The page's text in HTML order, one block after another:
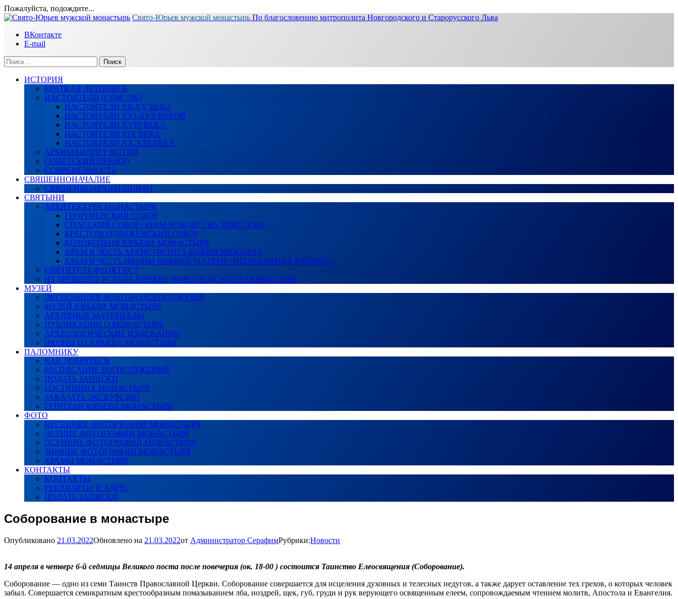
Пожалуйста, подождите...
Перейти
содержимому
Свято-Юрьев мужской монастырь По благословению митрополита Новгородского и Старорусского Льва
ВКонтакте
E-mail
Найти:
ИСТОРИЯ
КРАТКАЯ ЛЕТОПИСЬ
НАСТОЯТЕЛИ (СПИСОК)
НАСТОЯТЕЛИ XII-XV ВЕКА
НАСТОЯТЕЛИ XVI-XVII ВЕКОВ
НАСТОЯТЕЛИ XVIII ВЕКА
НАСТОЯТЕЛИ XIX ВЕКА
НАСТОЯТЕЛИ XX-XXI ВЕКА
АРХИМАНДРИТ ФОТИЙ
СОВЕТСКИЙ ПЕРИОД
СОВРЕМЕННОСТЬ
СВЯЩЕННОНАЧАЛИЕ
СВЯЩЕННОАРХИМАНДРИТ
СВЯТЫНИ
АРХИТЕКТУРА МОНАСТЫРЯ
ГЕОРГИЕВСКИЙ СОБОР
СПАССКИЙ СОБОР (ХРАМ РОЖДЕСТВА ХРИСТОВА)
КРЕСТОВОЗДВИЖЕНСКИЙ СОБОР
КОЛОКОЛЬНЯ ЮРЬЕВА МОНАСТЫРЯ
ХРАМ В ЧЕСТЬ АРХИСТРАТИГА БОЖИЯ МИХАИЛА
ХРАМ В ЧЕСТЬ ИКОНЫ БОЖИЕЙ МАТЕРИ «НЕОПАЛИМАЯ КУПИНА»
СВЯТИТЕЛЬ ФЕОКТИСТ
ИЗ ДРЕВНЕГО УСТАВА ЮРЬЕВА НОВГОРОДСКОГО МОНАСТЫРЯ
МУЗЕЙ
ЭКСПОЗИЦИЯ НОВГОРОДСКОГО МУЗЕЯ
МУЗЕЙ ЮРЬЕВА МОНАСТЫРЯ
АРХИВНЫЕ МАТЕРИАЛЫ
ПУБЛИКАЦИИ О МОНАСТЫРЕ
АРХЕОЛОГИЧЕСКИЕ ИЗЫСКАНИЯ
ИКОНЫ ИЗ ЮРЬЕВА МОНАСТЫРЯ
ПАЛОМНИКУ
КАК ДОБРАТЬСЯ
РАСПИСАНИЕ БОГОСЛУЖЕНИЙ
ПОДАТЬ ЗАПИСКИ
ГОСТИНИЦА МОНАСТЫРЯ
ЗАКАЗАТЬ ЭКСКУРСИЮ
ГЕНПЛАН ЮРЬЕВА МОНАСТЫРЯ
ФОТО
ВЕСЕННИЕ ФОТОГРАФИИ МОНАСТЫРЯ
ЛЕТНИЕ ФОТОГРАФИИ МОНАСТЫРЯ
ОСЕННИЕ ФОТОГРАФИИ МОНАСТЫРЯ
ЗИМНИЕ ФОТОГРАФИИ МОНАСТЫРЯ
ХРАМЫ МОНАСТЫРЯ
КОНТАКТЫ
КОНТАКТЫ
РЕКВИЗИТЫ И АДРЕС
ПОДАТЬ ЗАПИСКИ
Соборование в монастыре
Опубликовано 21.03.2022Обновлено на 21.03.2022от Администратор СерафимРубрики:Новости
14 апреля в четверг 6-й седмицы Великого поста после повечерия (ок. 18-00 ) состоится Таинство Елеосвящения (Соборование).
Соборование — одно из семи Таинств Православной Церкви. Соборование совершается для исцеления духовных и телесных недугов, а также дарует оставление тех грехов, о которых человек
забыл. Совершается семикратным крестообразным помазыванием лба, ноздрей, щек, губ, груди и рук верующего освященным елеем, сопровождаемым чтением молитв, Апостола и Евангелия.